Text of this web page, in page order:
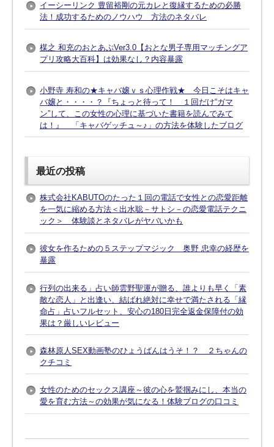
イーシーリンク 豊留裕剛の元カレと復縁するための必勝
法！成功するためのノウハウ 方法のネタバレ
楳之 和充のおとあぷVer3.0【おとな男子専用マッチングア
プリ攻略大百科】は効果なし？内容暴露
小野寺 寿和の★キャバ嬢ｖｓ心理作戦★ 今日こそはキャ
バ嬢と・・・・？『ちょっと待って！ １回だけ“ガマ
ン”して、この女性の心理に基づいた書籍を読んでみて
は！』 「キャバゲッチュ～♪」の方法を体験したブログ
最近の投稿
株式会社KABUTOのたった１回の電話で女性との恋愛距離
を一気に縮める方法＜出水聡－サトシ－の恋愛電話テクニ
ック＞ 体験談とネタバレがヤバいかも
彼女を作るための５ステップマジック 奥野 忠幸の経歴を
暴露
行列の出来る」占い師雲野聖運が贈る、誰よりも早く「素
敵な恋人」と出逢い、結ばれ絶対に幸せで満たされる「縁
命占」占いフルセット、安心の180日完全返金保障付の効
果は？厳しいレビュー
森林原人SEX動画塾のひょうばんはうそ！？ ２ちゃんの
クチコミ
女性のためのセックス講座～彼の心を鷲掴みにし、本当の
愛を育む方法～の効果が気になる！体験ブログの口コミ